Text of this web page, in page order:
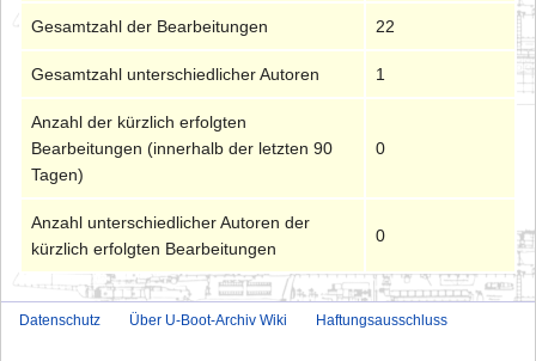
Gesamtzahl der Bearbeitungen 22
Gesamtzahl unterschiedlicher Autoren 1
Anzahl der kürzlich erfolgten
Bearbeitungen (innerhalb der letzten 90
Tagen)
0
Anzahl unterschiedlicher Autoren der
kürzlich erfolgten Bearbeitungen
0
Datenschutz Über U-Boot-Archiv Wiki Haftungsausschluss